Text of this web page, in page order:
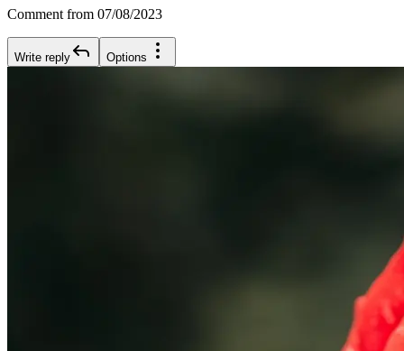
Comment from 07/08/2023
Write reply Options